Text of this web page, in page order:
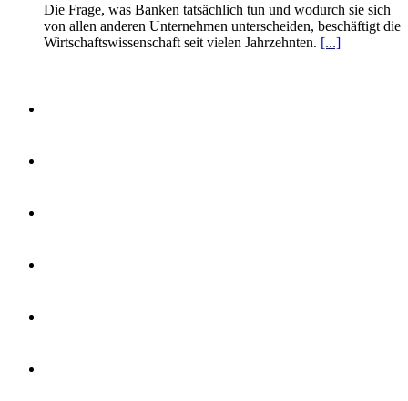
Die Frage, was Banken tatsächlich tun und wodurch sie sich
von allen anderen Unternehmen unterscheiden, beschäftigt die
Wirtschaftswissenschaft seit vielen Jahrzehnten. [...]